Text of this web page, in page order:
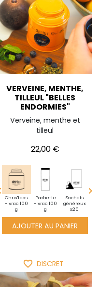
thé
Mini
pochette -
vrac 10g
Chris'teas
- vrac 180
Pochette
- vrac 100
VERVEINE, MENTHE,
TILLEUL "BELLES
ENDORMIES"
Verveine, menthe et
tilleul
Prix
22,00 €
Chris'teas
- vrac 100
g
Pochette
- vrac 100
g
Sachets
généreux
x20

AJOUTER AU PANIER
favorite_border DISCRET